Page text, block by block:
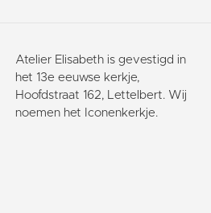
Atelier Elisabeth is gevestigd in
het 13e eeuwse kerkje,
Hoofdstraat 162, Lettelbert. Wij
noemen het Iconenkerkje.